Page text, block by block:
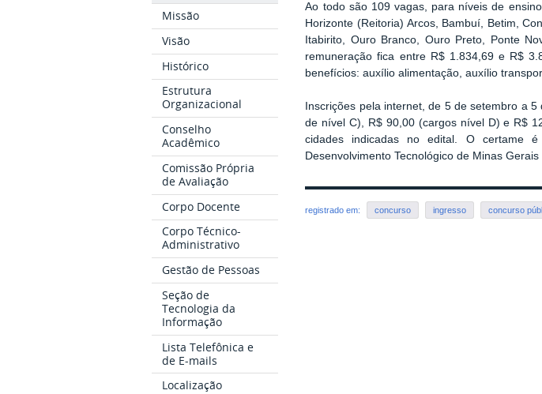
Missão
Visão
Histórico
Estrutura
Organizacional
Conselho
Acadêmico
Comissão Própria
de Avaliação
Corpo Docente
Corpo Técnico-
Administrativo
Gestão de Pessoas
Seção de
Tecnologia da
Informação
Lista Telefônica e
de E-mails
Localização
Ao todo são 109 vagas, para níveis de
Horizonte (Reitoria) Arcos, Bambuí, Betim,
Itabirito, Ouro Branco, Ouro Preto, Ponte
remuneração fica entre R$ 1.834,69 e R$
benefícios: auxílio alimentação, auxílio
Inscrições pela internet, de 5 de setembro a
de nível C), R$ 90,00 (cargos nível D) e R$
cidades indicadas no edital. O certame
Desenvolvimento Tecnológico de Minas
registrado em: concurso ingresso concurso